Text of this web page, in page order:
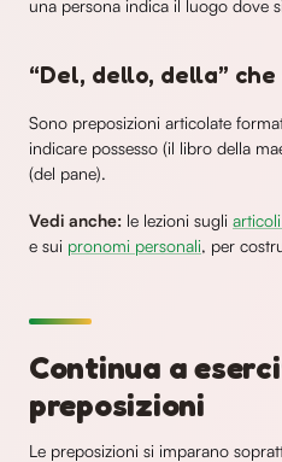
una persona indica il luogo dove
“Del, dello, della” che
Sono preposizioni articolate
indicare possesso (il libro della
(del pane).
Vedi anche: le lezioni sugli
e sui pronomi personali, per
Continua a
preposizioni
Le preposizioni si imparano